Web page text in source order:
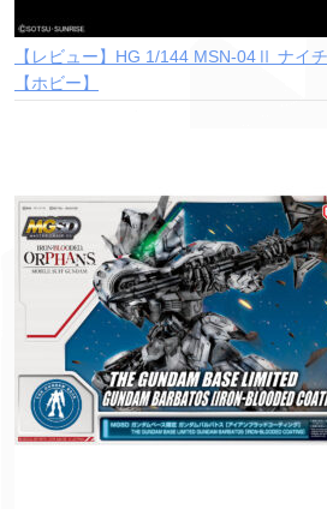
【レビュー】HG 1/144 MSN-04Ⅱ ナイ
【ホビー】